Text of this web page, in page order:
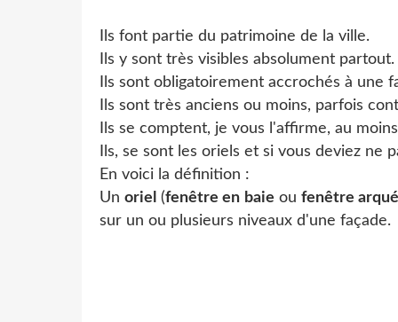
Ils font partie du patrimoine de la ville.
Ils y sont très visibles absolument partout.
Ils sont obligatoirement accrochés à une
Ils sont très anciens ou moins, parfois
Ils se comptent, je vous l'affirme, au
Ils, se sont les oriels et si vous deviez ne
En voici la définition :
Unoriel (fenêtre en baie ou fenêtre
sur un ou plusieurs niveaux d'une façade.